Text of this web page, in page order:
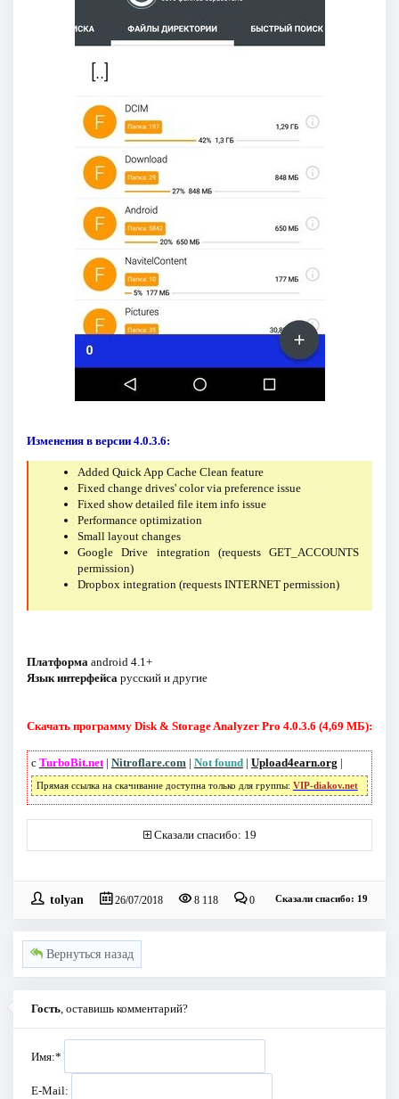
Изменения в версии 4.0.3.6:
Added Quick App Cache Clean feature
Fixed change drives' color via preference issue
Fixed show detailed file item info issue
Performance optimization
Small layout changes
Google Drive integration (requests GET_ACCOUNTS
permission)
Dropbox integration (requests INTERNET permission)
Платформаandroid 4.1+
Язык интерфейсарусский и другие
Скачать программу Disk & Storage Analyzer Pro 4.0.3.6 (4,69 МБ):
с TurboBit.net| Nitroflare.com| Not found| Upload4earn.org |
Прямая ссылка на скачивание доступна только для группы: VIP-diakov.net
Сказали спасибо: 19
tolyan 26/07/2018 8 118 0 Сказали спасибо: 19
Вернуться назад
Гость, оставишь комментарий?
Имя:*
E-Mail: